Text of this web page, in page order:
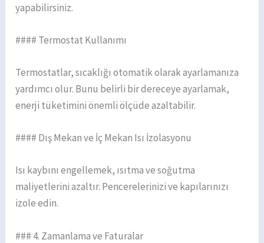
yapabilirsiniz.
#### Termostat Kullanımı
Termostatlar, sıcaklığı otomatik olarak ayarlamanıza
yardımcı olur. Bunu belirli bir dereceye ayarlamak,
enerji tüketimini önemli ölçüde azaltabilir.
#### Dış Mekan ve İç Mekan Isı İzolasyonu
Isı kaybını engellemek, ısıtma ve soğutma
maliyetlerini azaltır. Pencerelerinizi ve kapılarınızı
izole edin.
### 4. Zamanlama ve Faturalar